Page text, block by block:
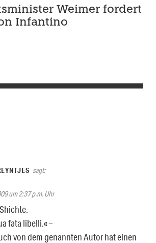
Weimer fordert
Infantino
sagt:
um 2:37 p.m. Uhr
fata libelli.« –
von dem genannten Autor hat einen